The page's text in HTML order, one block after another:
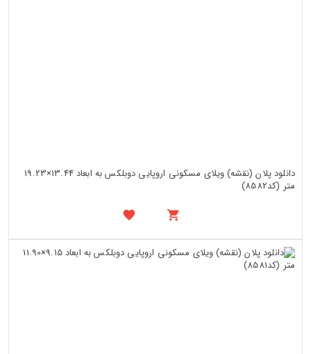
دانلود پلان (نقشه) ویلای مسکونی اروپایی دوبلکس به ابعاد 13.44×19.23
متر (کد8582)